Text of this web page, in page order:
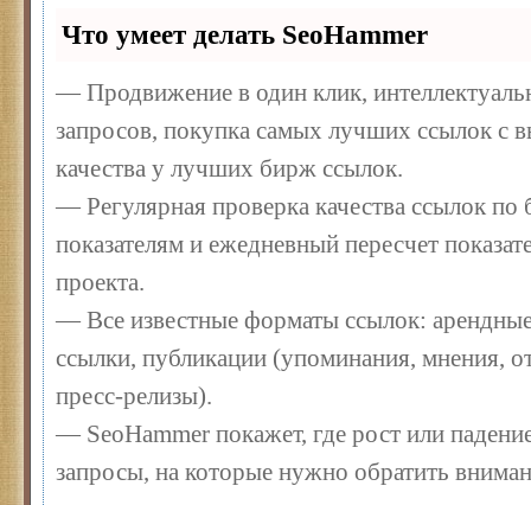
Что умеет делать SeoHammer
— Продвижение в один клик,
запросов, покупка самых лучших ссылок с
качества у лучших бирж ссылок.
— Регулярная проверка качества ссылок по
показателям и ежедневный пересчет
проекта.
— Все известные форматы ссылок:
ссылки, публикации (упоминания, мнения,
пресс-релизы).
— SeoHammer покажет, где рост или
запросы, на которые нужно обратить